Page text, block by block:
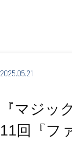
2025.05.21
『マジ
11回『フ